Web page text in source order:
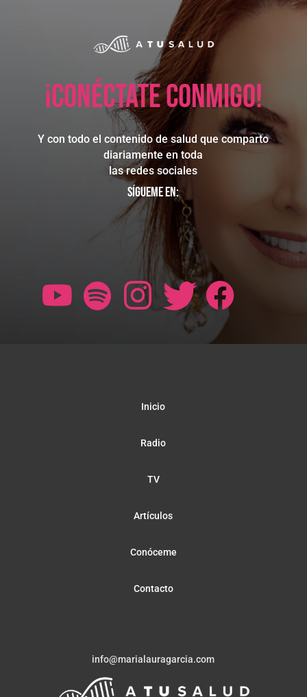
¡Conéctate conmigo!
Y con todo el contenido de salud que comparto
diariamente en toda
las redes sociales
Sígueme en:
Inicio
Radio
TV
Artículos
Conóceme
Contacto
info@marialauragarcia.com